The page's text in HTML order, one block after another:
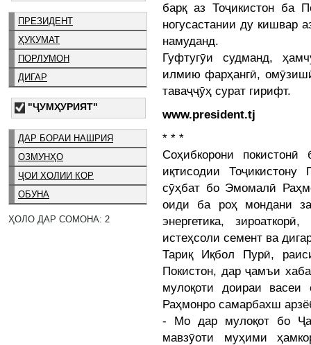
ПРЕЗИДЕНТ
ҲУКУМАТ
ПОРЛУМОН
ДИГАР
"ҶУМҲУРИЯТ"
ДАР БОРАИ НАШРИЯ
ОЗМУНҲО
ҶОИ ХОЛИИ КОР
ОБУНА
ҲОЛО ДАР СОМОНА: 2
барқ аз Тоҷикистон ба
ногусастании ду кишвар
намуданд.
Гуфтугӯи судманд,
илмию фарҳангӣ,
таваҷҷӯҳ сурат гирифт.
www.president.tj
* * *
Соҳибкорони
иқтисодии
сӯҳбат бо Эмомалӣ
оиди ба роҳ мондани
энергетика,
истеҳсоли семент ва
Тариқ Иқбол Пурӣ,
Покистон, дар ҷамъи
мулоқоти доираи
Раҳмонро самарбахш
- Мо дар мулоқот бо
мавзӯоти муҳими